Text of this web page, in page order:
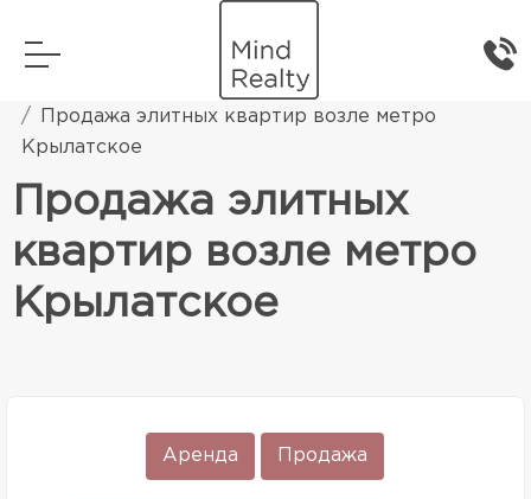
Элитная жилая недвижимость
Продажа элитных квартир возле метро
Крылатское
Продажа элитных
квартир возле метро
Крылатское
Аренда Продажа